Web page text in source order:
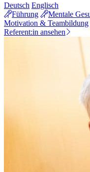
Deutsch Englisch
Führung
Mentale
Motivation & Teambildung
Referent:in ansehen